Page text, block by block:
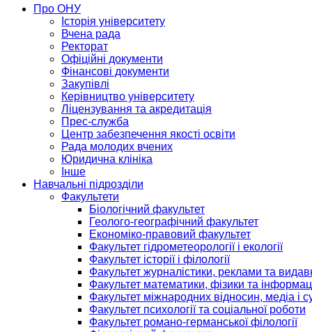
Про ОНУ
Історія університету
Вчена рада
Ректорат
Офіційні документи
Фінансові документи
Закупівлі
Керівництво університету
Ліцензування та акредитація
Прес-служба
Центр забезпечення якості освіти
Рада молодих вчених
Юридична клініка
Інше
Навчальні підрозділи
Факультети
Біологічний факультет
Геолого-географічний факультет
Економіко-правовий факультет
Факультет гідрометеорології і екології
Факультет історії і філології
Факультет журналістики, реклами та
Факультет математики, фізики та
Факультет міжнародних відносин, медіа і
Факультет психології та соціальної роботи
Факультет романо-германської філології